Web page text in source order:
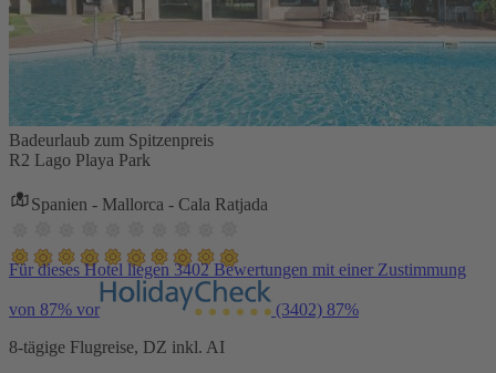
Badeurlaub zum Spitzenpreis
R2 Lago Playa Park
Spanien - Mallorca - Cala Ratjada
Für dieses Hotel liegen 3402 Bewertungen mit einer Zustimmung
von 87% vor (3402) 87%
8-tägige Flugreise, DZ inkl. AI